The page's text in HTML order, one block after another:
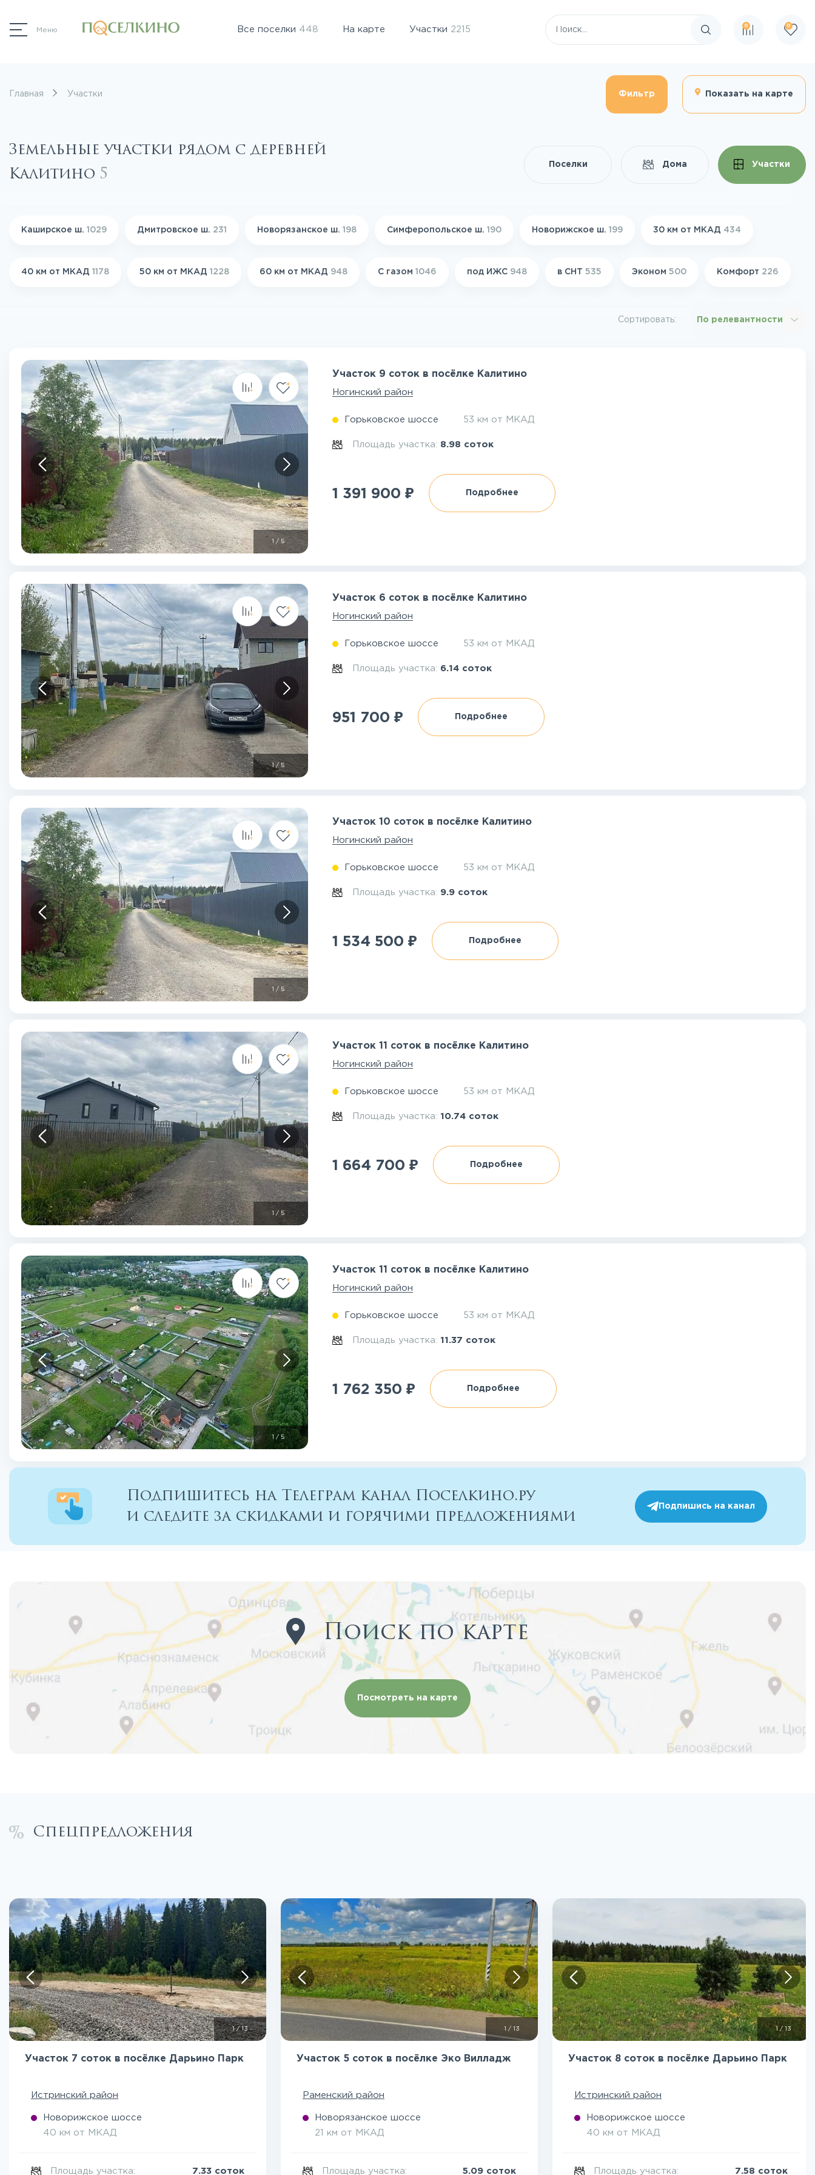
Меню Все поселки 448 На карте Участки 2215
Поиск по сайту
0 0
Главная Участки Фильтр Показать на карте
Земельные участки рядом с деревней
Калитино 5 Поселки Дома Участки
Каширское ш. 1029 Дмитровское ш. 231 Новорязанское ш. 198 Симферопольское ш. 190 Новорижское ш. 199 30 км от МКАД 434
40 км от МКАД 1178 50 км от МКАД 1228 60 км от МКАД 948 С газом 1046 под ИЖС 948 в СНТ 535 Эконом 500 Комфорт 226
Сортировать: По релевантности
1 /5
Участок 9 соток в посёлке Калитино
Ногинский район
Горьковское шоссе 53 км от МКАД
Площадь участка: 8.98 соток
1 391 900 ₽ Подробнее
1/5
Участок 6 соток в посёлке Калитино
Ногинский район
Горьковское шоссе 53 км от МКАД
Площадь участка: 6.14 соток
951 700 ₽ Подробнее
1 /5
Участок 10 соток в посёлке Калитино
Ногинский район
Горьковское шоссе 53 км от МКАД
Площадь участка: 9.9 соток
1 534 500 ₽ Подробнее
1 /5
Участок 11 соток в посёлке Калитино
Ногинский район
Горьковское шоссе 53 км от МКАД
Площадь участка:10.74 соток
1 664 700 ₽ Подробнее
1 / 5
Участок 11 соток в посёлке Калитино
Ногинский район
Горьковское шоссе 53 км от МКАД
Площадь участка:11.37 соток
1 762 350 ₽ Подробнее
Подпишитесь на Телеграм канал Поселкино.ру
и следите за скидками и горячими предложениями
Подпишись на канал
Поиск по карте
Посмотреть на карте
Спецпредложения
1/13
Участок 7 соток в посёлке Дарьино Парк
Истринский район
Новорижское шоссе
40 км от МКАД
Площадь участка: 7.33 соток
/ 13
Участок 5 соток в посёлке Эко Вилладж
Раменский район
Новорязанское шоссе
21 км от МКАД
Площадь участка: 5.09 соток
1 / 13
Участок 8 соток в посёлке Дарьино Парк
Истринский район
Новорижское шоссе
40 км от МКАД
Площадь участка: 7.58 соток